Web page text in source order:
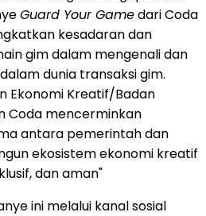
Guard Your Gamedari Coda
kesadaran dan
gim dalam mengenali dan
dunia transaksi gim.
Ekonomi Kreatif/Badan
Coda mencerminkan
antara pemerintah dan
ekosistem ekonomi kreatif
dan aman"
ini melalui kanal sosial